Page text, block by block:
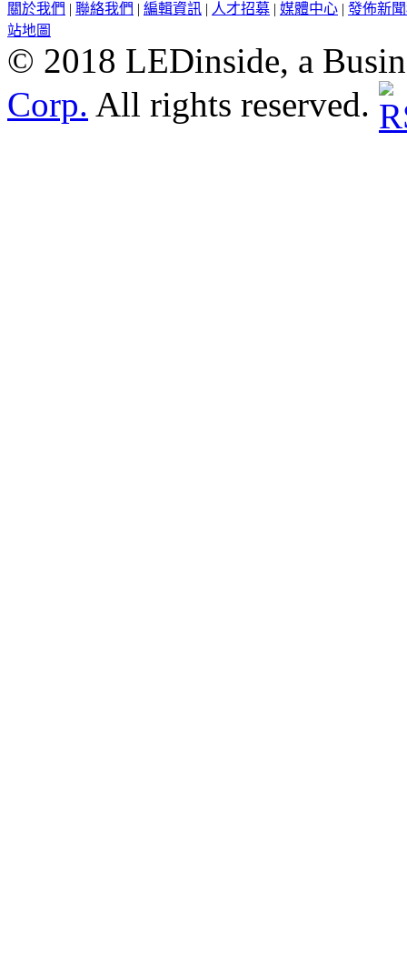
關於我們 | 聯絡我們 | 編輯資訊 | 人才招募 | 媒體中心 | 發佈新
站地圖
© 2018 LEDinside, a
Corp. All rights reserved.